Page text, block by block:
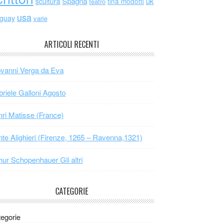
usa varie
ARTICOLI RECENTI
Verga da Eva
Galloni Agosto
Matisse (France)
Alighieri (Firenze, 1265 – Ravenna,1321)
Schopenhauer Gli altri
CATEGORIE